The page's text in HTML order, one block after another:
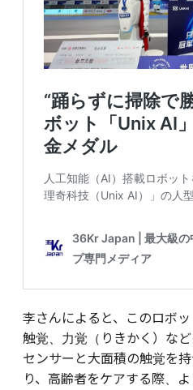
李さんによると、このロボ
触覚、力覚（りきかく）な
センサーと大面積の触覚を
り、高齢者をケアする際、